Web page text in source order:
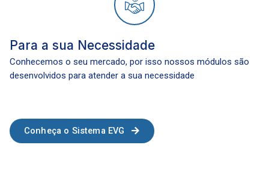
Para a sua Necessidade
Conhecemos o seu mercado, por isso nossos módulos são
desenvolvidos para atender a sua necessidade
Conheça o Sistema EVG